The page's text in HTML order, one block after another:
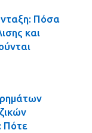
Πόσα
και
Πότε